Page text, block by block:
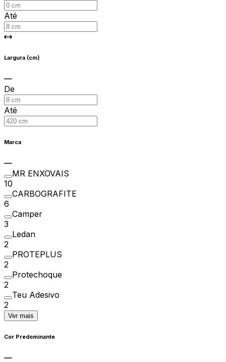
Até
Largura (cm)
De
Até
Marca
MR ENXOVAIS
10
CARBOGRAFITE
6
Camper
3
Ledan
2
PROTEPLUS
2
Protechoque
2
Teu Adesivo
2
Ver mais
Cor Predominante